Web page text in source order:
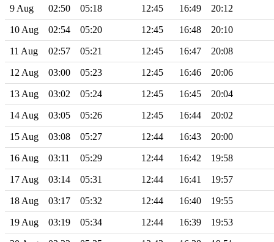
9 Aug 02:50 05:18 12:45 16:49 20:12
10 Aug 02:54 05:20 12:45 16:48 20:10
11 Aug 02:57 05:21 12:45 16:47 20:08
12 Aug 03:00 05:23 12:45 16:46 20:06
13 Aug 03:02 05:24 12:45 16:45 20:04
14 Aug 03:05 05:26 12:45 16:44 20:02
15 Aug 03:08 05:27 12:44 16:43 20:00
16 Aug 03:11 05:29 12:44 16:42 19:58
17 Aug 03:14 05:31 12:44 16:41 19:57
18 Aug 03:17 05:32 12:44 16:40 19:55
19 Aug 03:19 05:34 12:44 16:39 19:53